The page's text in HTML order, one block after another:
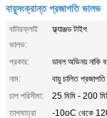
বায়ুসংক্রান্ত প্রজাপতি ভালভ
বাটারফ্লাই
ভালভ:
ফ্ল্যাঞ্জড টাইপ
প্রকার:
ডাবল অভিনয় নাকি
নাম:
বায়ু চালিত
চাপ পরিসীমা:
25 মিমি - 200
তাপমাত্রা
-10oC থেকে